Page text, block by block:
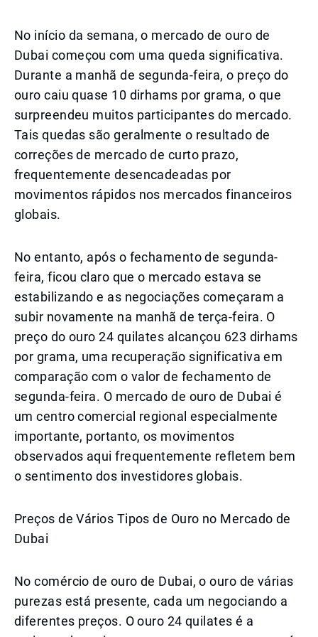
No início da semana, o mercado de ouro de
Dubai começou com uma queda significativa.
Durante a manhã de segunda-feira, o preço do
ouro caiu quase 10 dirhams por grama, o que
surpreendeu muitos participantes do mercado.
Tais quedas são geralmente o resultado de
correções de mercado de curto prazo,
frequentemente desencadeadas por
movimentos rápidos nos mercados financeiros
globais.
No entanto, após o fechamento de segunda-
feira, ficou claro que o mercado estava se
estabilizando e as negociações começaram a
subir novamente na manhã de terça-feira. O
preço do ouro 24 quilates alcançou 623 dirhams
por grama, uma recuperação significativa em
comparação com o valor de fechamento de
segunda-feira. O mercado de ouro de Dubai é
um centro comercial regional especialmente
importante, portanto, os movimentos
observados aqui frequentemente refletem bem
o sentimento dos investidores globais.
Preços de Vários Tipos de Ouro no Mercado de
Dubai
No comércio de ouro de Dubai, o ouro de várias
purezas está presente, cada um negociando a
diferentes preços. O ouro 24 quilates é a